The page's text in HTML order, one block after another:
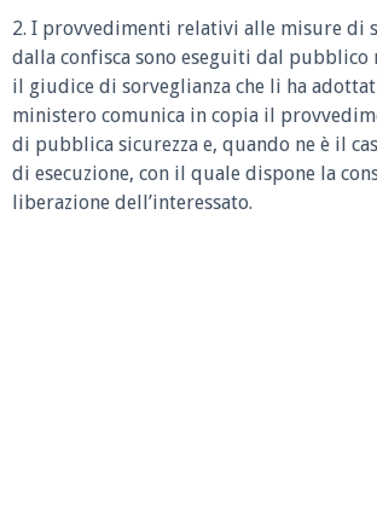
2. I provvedimenti relativi alle misure di
dalla confisca sono eseguiti dal pubblico
il giudice di sorveglianza che li ha
ministero comunica in copia il
di pubblica sicurezza e, quando ne è il
di esecuzione, con il quale dispone la
liberazione dell’interessato.